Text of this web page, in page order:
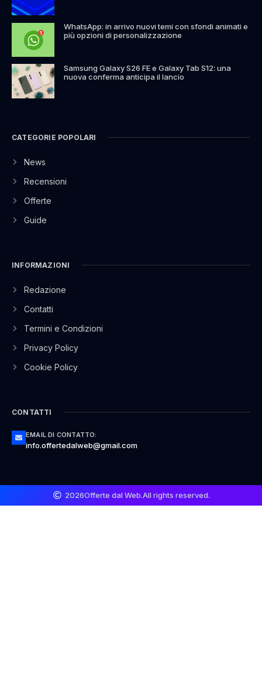
WhatsApp: in arrivo nuovi temi con sfondi animati e
più opzioni di personalizzazione
Samsung Galaxy S26 FE e Galaxy Tab S12: una
nuova conferma anticipa il lancio
CATEGORIE POPOLARI
News
Recensioni
Offerte
Guide
INFORMAZIONI
Redazione
Contatti
Termini e Condizioni
Privacy Policy
Cookie Policy
CONTATTI
EMAIL DI CONTATTO:
info.offertedalweb@gmail.com
2026Offerte dal Web.All rights reserved.